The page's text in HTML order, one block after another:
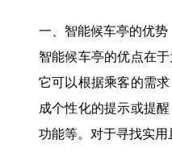
一、智能候车亭的优势
智能候车亭的优点在
它可以根据乘客的需
成个性化的提示或提
功能等。对于寻找实用